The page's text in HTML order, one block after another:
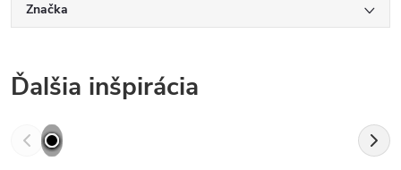
Značka
Ďalšia inšpirácia